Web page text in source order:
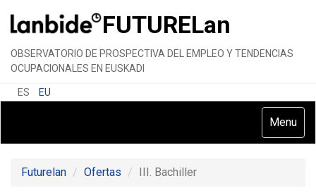
FUTURELan
OBSERVATORIO DE PROSPECTIVA DEL EMPLEO Y TENDENCIAS
OCUPACIONALES EN EUSKADI
ES EU
Toggle
Menu
Futurelan Ofertas III. Bachiller